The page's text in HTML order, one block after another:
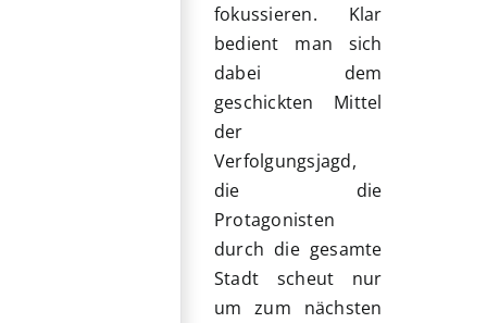
fokussieren. Klar
bedient man sich
dabei dem
geschickten Mittel
der
Verfolgungsjagd,
die die
Protagonisten
durch die gesamte
Stadt scheut nur
um zum nächsten